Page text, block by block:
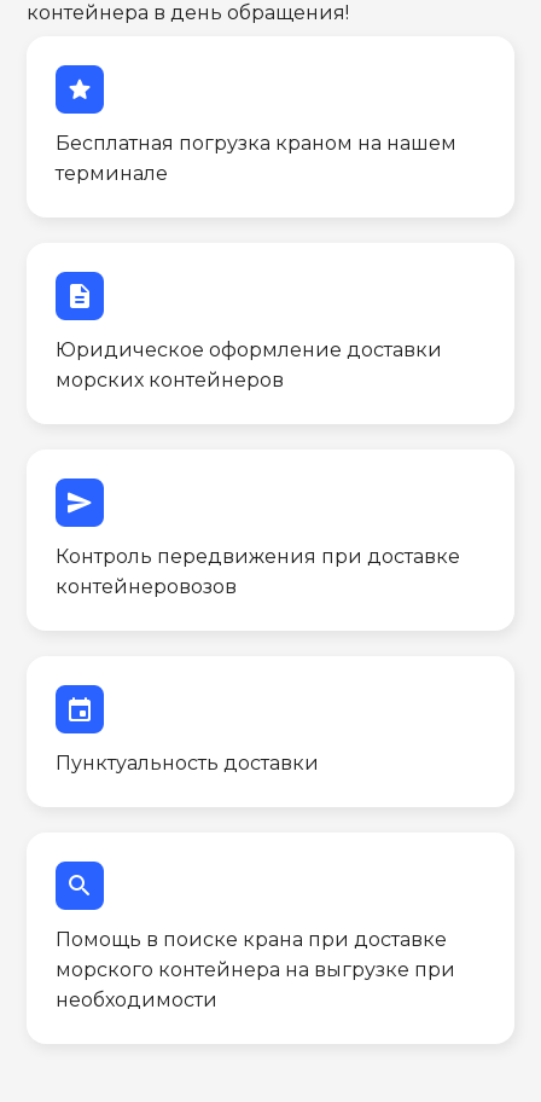
контейнера в день обращения!
star
Бесплатная погрузка краном на нашем
терминале
description
Юридическое оформление доставки
морских контейнеров
send
Контроль передвижения при доставке
контейнеровозов
event
Пунктуальность доставки
search
Помощь в поиске крана при доставке
морского контейнера на выгрузке при
необходимости